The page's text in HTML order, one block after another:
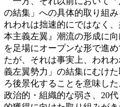
の結集」への具体的取り組
れわれは拙速的にではなく
本主義左翼』潮流の形成に
を足場にオープンな形で進
たが、それは事実上、われ
義左翼勢力」の結集にむけ
ろ後景化することを意味し
政治的・組織的な弱さ、20